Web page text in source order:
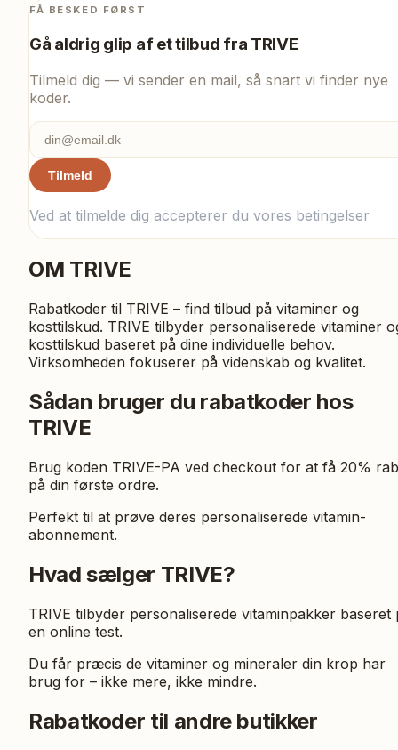
FÅ BESKED FØRST
Gå aldrig glip af et tilbud fra TRIVE
Tilmeld dig — vi sender en mail, så snart vi finder nye
koder.
Tilmeld
Ved at tilmelde dig accepterer du vores betingelser
OM TRIVE
Rabatkoder til TRIVE – find tilbud på vitaminer og
kosttilskud. TRIVE tilbyder personaliserede vitaminer
kosttilskud baseret på dine individuelle behov.
Virksomheden fokuserer på videnskab og kvalitet.
Sådan bruger du rabatkoder hos
TRIVE
Brug koden TRIVE-PA ved checkout for at få 20%
på din første ordre.
Perfekt til at prøve deres personaliserede vitamin-
abonnement.
Hvad sælger TRIVE?
TRIVE tilbyder personaliserede vitaminpakker baseret
en online test.
Du får præcis de vitaminer og mineraler din krop har
brug for – ikke mere, ikke mindre.
Rabatkoder til andre butikker